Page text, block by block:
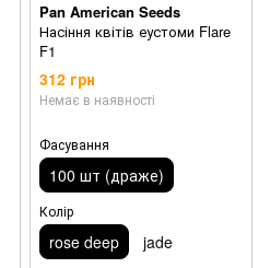
Pan American Seeds
Насіння квітів еустоми Flare
F1
312 грн
Немає в наявності
Фасування
100 шт (драже)
Колір
rose deep
jade